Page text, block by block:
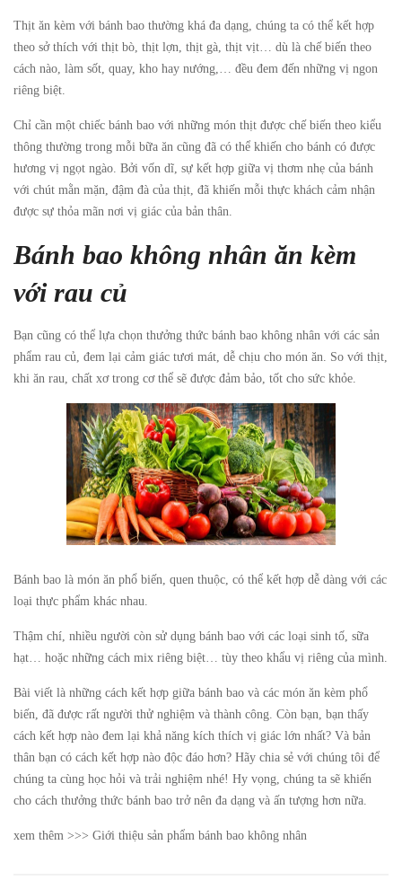
Thịt ăn kèm với bánh bao thường khá đa dạng, chúng ta có thể kết hợp
theo sở thích với thịt bò, thịt lợn, thịt gà, thịt vịt… dù là chế biến theo
cách nào, làm sốt, quay, kho hay nướng,… đều đem đến những vị ngon
riêng biệt.
Chỉ cần một chiếc bánh bao với những món thịt được chế biến theo kiểu
thông thường trong mỗi bữa ăn cũng đã có thể khiến cho bánh có được
hương vị ngọt ngào. Bởi vốn dĩ, sự kết hợp giữa vị thơm nhẹ của bánh
với chút mằn mặn, đậm đà của thịt, đã khiến mỗi thực khách cảm nhận
được sự thỏa mãn nơi vị giác của bản thân.
Bánh bao không nhân ăn kèm
với rau củ
Bạn cũng có thể lựa chọn thưởng thức bánh bao không nhân với các sản
phẩm rau củ, đem lại cảm giác tươi mát, dễ chịu cho món ăn. So với thịt,
khi ăn rau, chất xơ trong cơ thể sẽ được đảm bảo, tốt cho sức khỏe.
Bánh bao là món ăn phổ biến, quen thuộc, có thể kết hợp dễ dàng với các
loại thực phẩm khác nhau.
Thậm chí, nhiều người còn sử dụng bánh bao với các loại sinh tố, sữa
hạt… hoặc những cách mix riêng biệt… tùy theo khẩu vị riêng của mình.
Bài viết là những cách kết hợp giữa bánh bao và các món ăn kèm phổ
biến, đã được rất người thử nghiệm và thành công. Còn bạn, bạn thấy
cách kết hợp nào đem lại khả năng kích thích vị giác lớn nhất? Và bản
thân bạn có cách kết hợp nào độc đáo hơn? Hãy chia sẻ với chúng tôi để
chúng ta cùng học hỏi và trải nghiệm nhé! Hy vọng, chúng ta sẽ khiến
cho cách thưởng thức bánh bao trở nên đa dạng và ấn tượng hơn nữa.
xem thêm >>> Giới thiệu sản phẩm bánh bao không nhân